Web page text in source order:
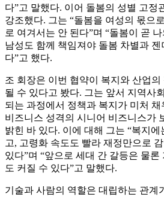
다”고 말했다. 이어 돌봄의 성별 고정
강조했다. 그는 “돌봄을 여성의 몫으
로 여겨서는 안 된다”며 “돌봄이 곧
남성도 함께 책임져야 돌봄 차별과
다”고 했다.
조 회장은 이번 협약이 복지와 산업
될 수 있다고 봤다. 그는 앞서 지역사
되는 과정에서 정책과 복지가 미처
비즈니스 성격의 시니어 비즈니스가
밝힌 바 있다. 이에 대해 그는 “복지
고, 고령화 속도도 빨라 재정만으로
있다”며 “앞으로 세대 간 갈등은 물
도 커질 수 있다”고 말했다.
기술과 사람의 역할은 대립하는 관계